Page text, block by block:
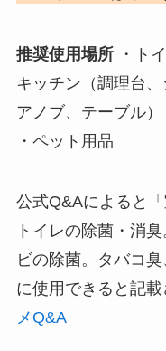
推奨使用場所・トイ
キッチン（調理台
アノブ、テーブル
・ペット用品
公式Q&Aによると
トイレの除菌・消
ビの除菌。タバコ
に使用できると記載
メQ&A